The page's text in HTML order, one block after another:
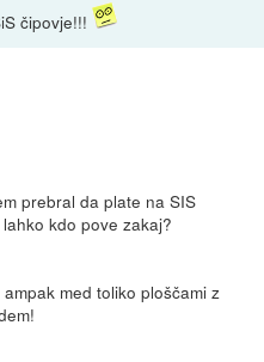
čipovje!!!
prebral da plate na SIS
kdo pove zakaj?
med toliko ploščami z